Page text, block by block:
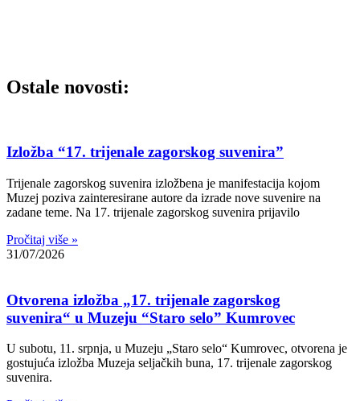
Ostale novosti:
Izložba “17. trijenale zagorskog suvenira”
Trijenale zagorskog suvenira izložbena je manifestacija kojom
Muzej poziva zainteresirane autore da izrade nove suvenire na
zadane teme. Na 17. trijenale zagorskog suvenira prijavilo
Pročitaj više »
31/07/2026
Otvorena izložba „17. trijenale zagorskog
suvenira“ u Muzeju “Staro selo” Kumrovec
U subotu, 11. srpnja, u Muzeju „Staro selo“ Kumrovec, otvorena je
gostujuća izložba Muzeja seljačkih buna, 17. trijenale zagorskog
suvenira.